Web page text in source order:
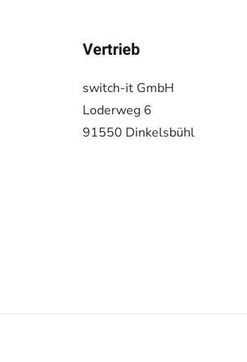
Vertrieb
switch-it GmbH
Loderweg 6
91550 Dinkelsbühl